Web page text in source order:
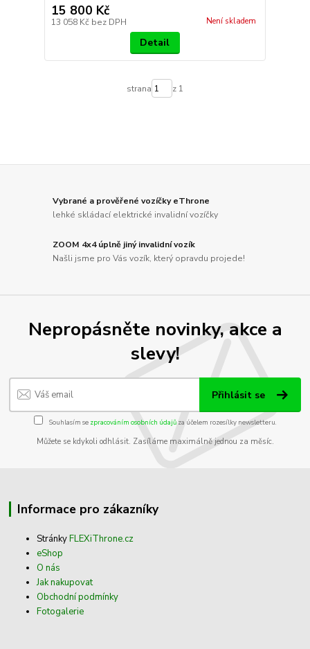
15 800 Kč
13 058 Kč bez DPH Není skladem
Detail
strana z 1
Vybrané a prověřené vozíčky eThrone
lehké skládací elektrické invalidní vozíčky
ZOOM 4x4 úplně jiný invalidní vozík
Našli jsme pro Vás vozík, který opravdu projede!
Nepropásněte novinky, akce a
slevy!
Přihlásit se
Souhlasím se zpracováním osobních údajůza účelem rozesílky newsletteru.
Můžete se kdykoli odhlásit. Zasíláme maximálně jednou za měsíc.
Informace pro zákazníky
StránkyFLEXiThrone.cz
eShop
O nás
Jak nakupovat
Obchodní podmínky
Fotogalerie